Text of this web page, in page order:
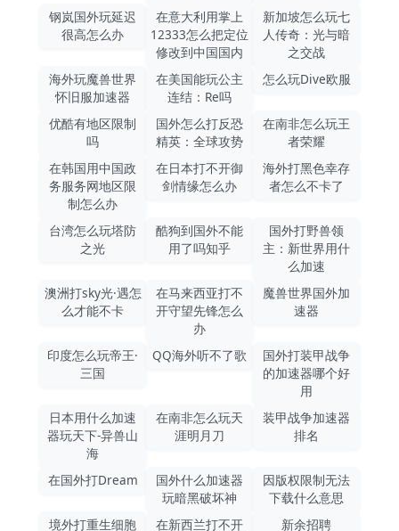
钢岚国外玩延迟
很高怎么办
在意大利用掌上
12333怎么把定位
修改到中国国内
新加坡怎么玩七
人传奇：光与暗
之交战
海外玩魔兽世界
怀旧服加速器
在美国能玩公主
连结：Re吗
怎么玩Dive欧服
优酷有地区限制
吗
国外怎么打反恐
精英：全球攻势
在南非怎么玩王
者荣耀
在韩国用中国政
务服务网地区限
制怎么办
在日本打不开御
剑情缘怎么办
海外打黑色幸存
者怎么不卡了
台湾怎么玩塔防
之光
酷狗到国外不能
用了吗知乎
国外打野兽领
主：新世界用什
么加速
澳洲打sky光·遇怎
么才能不卡
在马来西亚打不
开守望先锋怎么
办
魔兽世界国外加
速器
印度怎么玩帝王·
三国
QQ海外听不了歌
国外打装甲战争
的加速器哪个好
用
日本用什么加速
器玩天下-异兽山
海
在南非怎么玩天
涯明月刀
装甲战争加速器
排名
在国外打Dream
国外什么加速器
玩暗黑破坏神
因版权限制无法
下载什么意思
境外打重生细胞
在新西兰打不开 新余招聘